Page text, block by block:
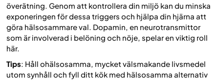
överätning. Genom att kontrollera din miljö kan du minska
exponeringen för dessa triggers och hjälpa din hjärna att
göra hälsosammare val. Dopamin, en neurotransmittor
som är involverad i belöning och nöje, spelar en viktig roll
här.
Tips: Håll ohälsosamma, mycket välsmakande livsmedel
utom synhåll och fyll ditt kök med hälsosamma alternativ